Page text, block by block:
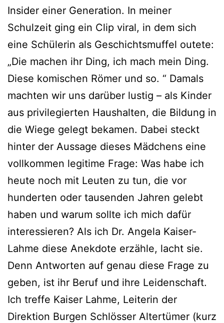
Insider einer Generation. In meiner
Schulzeit ging ein Clip viral, in dem sich
eine Schülerin als Geschichtsmuffel outete:
„Die machen ihr Ding, ich mach mein Ding.
Diese komischen Römer und so. “ Damals
machten wir uns darüber lustig – als Kinder
aus privilegierten Haushalten, die Bildung in
die Wiege gelegt bekamen. Dabei steckt
hinter der Aussage dieses Mädchens eine
vollkommen legitime Frage: Was habe ich
heute noch mit Leuten zu tun, die vor
hunderten oder tausenden Jahren gelebt
haben und warum sollte ich mich dafür
interessieren? Als ich Dr. Angela Kaiser-
Lahme diese Anekdote erzähle, lacht sie.
Denn Antworten auf genau diese Frage zu
geben, ist ihr Beruf und ihre Leidenschaft.
Ich treffe Kaiser Lahme, Leiterin der
Direktion Burgen Schlösser Altertümer (kurz